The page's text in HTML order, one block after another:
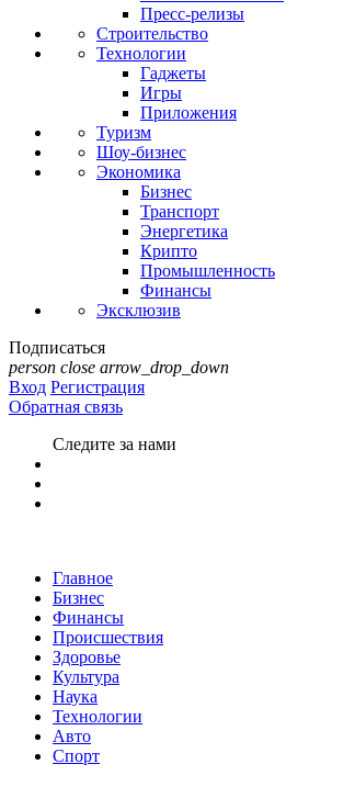
Пресс-релизы
Строительство
Технологии
Гаджеты
Игры
Приложения
Туризм
Шоу-бизнес
Экономика
Бизнес
Транспорт
Энергетика
Крипто
Промышленность
Финансы
Эксклюзив
Подписаться
person close arrow_drop_down
Вход Регистрация
Обратная связь
Следите за нами
Главное
Бизнес
Финансы
Происшествия
Здоровье
Культура
Наука
Технологии
Авто
Спорт